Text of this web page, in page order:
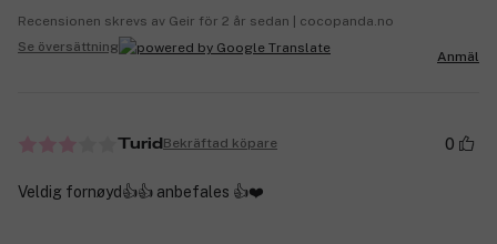
Recensionen skrevs av Geir för 2 år sedan | cocopanda.no
Se översättning
Anmäl
Turid Bekräftad köpare 0
Veldig fornøyd👍👍 anbefales 👍❤️